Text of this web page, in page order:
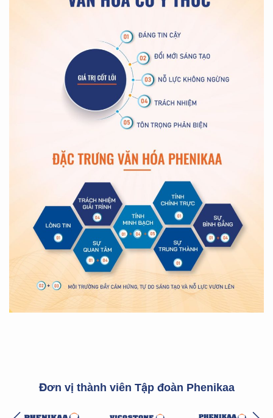
Đơn vị thành viên Tập đoàn Phenikaa